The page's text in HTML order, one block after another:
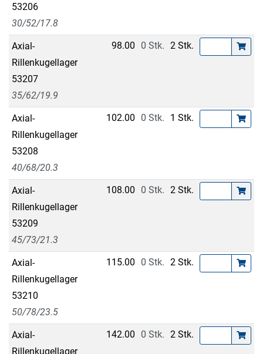
53206
30/52/17.8
Axial-
Rillenkugellager
53207
35/62/19.9
98.00 0 Stk. 2 Stk.
Axial-
Rillenkugellager
53208
40/68/20.3
102.00 0 Stk. 1 Stk.
Axial-
Rillenkugellager
53209
45/73/21.3
108.00 0 Stk. 2 Stk.
Axial-
Rillenkugellager
53210
50/78/23.5
115.00 0 Stk. 2 Stk.
Axial-
Rillenkugellager
142.00 0 Stk. 2 Stk.